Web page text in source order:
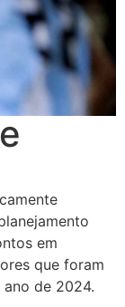
em
que foram
de 2024.